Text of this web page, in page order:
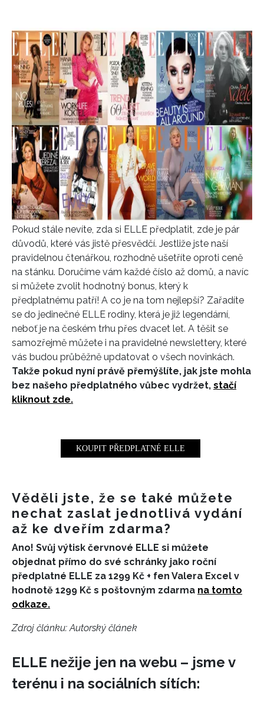
Pokud stále nevíte, zda si ELLE předplatit, zde je pár
důvodů, které vás jistě přesvědčí. Jestliže jste naší
pravidelnou čtenářkou, rozhodně ušetříte oproti ceně
na stánku. Doručíme vám každé číslo až domů, a navíc
si můžete zvolit hodnotný bonus, který k
předplatnému patří! A co je na tom nejlepší? Zařadíte
se do jedinečné ELLE rodiny, která je již legendární,
neboť je na českém trhu přes dvacet let. A těšit se
samozřejmě můžete i na pravidelné newslettery, které
vás budou průběžně updatovat o všech novinkách.
Takže pokud nyní právě přemýšlíte, jak jste mohla
bez našeho předplatného vůbec vydržet, stačí
kliknout zde.
KOUPIT PŘEDPLATNÉ ELLE
Věděli jste, že se také můžete
nechat zaslat jednotlivá vydání
až ke dveřím zdarma?
Ano! Svůj výtisk červnové ELLE si můžete
objednat přímo do své schránky jako roční
předplatné ELLE za 1299 Kč + fen Valera Excel v
hodnotě 1299 Kč s poštovným zdarma na tomto
odkaze.
Zdroj článku: Autorský článek
ELLE nežije jen na webu – jsme v
terénu i na sociálních sítích: